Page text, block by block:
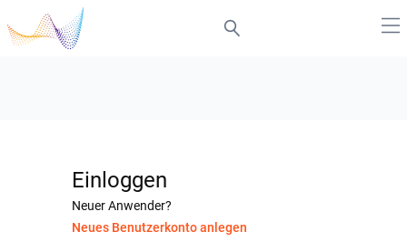
Einloggen
Neuer Anwender?
Neues Benutzerkonto anlegen